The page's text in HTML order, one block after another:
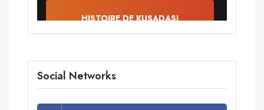
Social Networks